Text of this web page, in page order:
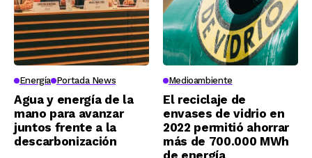
Energía Portada News
Agua y energía de la
mano para avanzar
juntos frente a la
descarbonización
Medioambiente
El reciclaje de
envases de vidrio en
2022 permitió ahorrar
más de 700.000 MWh